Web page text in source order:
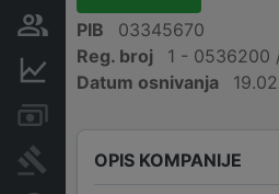
Osobe i vlasništvo
Finansijski podaci
Arhiva sudskih objava
PIB
03345670
Reg. broj
1 - 0536200
Datum osnivanja
OPIS KOMPANIJE